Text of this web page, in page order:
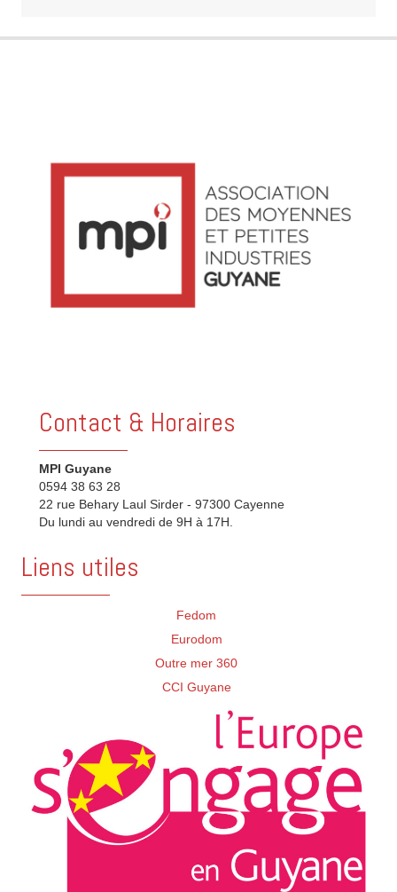
Contact & Horaires
MPI Guyane
0594 38 63 28
22 rue Behary Laul Sirder - 97300 Cayenne
Du lundi au vendredi de 9H à 17H.
Liens utiles
Fedom
Eurodom
Outre mer 360
CCI Guyane